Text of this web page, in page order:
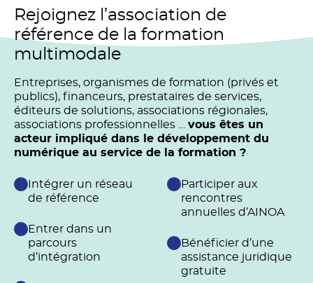
Rejoignez l’association de
référence de la formation
multimodale
Entreprises, organismes de formation (privés et
publics), financeurs, prestataires de services,
éditeurs de solutions, associations régionales,
associations professionnelles … vous êtes un
acteur impliqué dans le développement du
numérique au service de la formation ?
Intégrer un réseau
de référence
Entrer dans un
parcours
d’intégration
Participer aux
rencontres
annuelles d’AINOA
Bénéficier d’une
assistance juridique
gratuite